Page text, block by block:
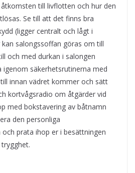
till livflotten och hur den
Se till att det finns bra
(ligger centralt och lågt i
salongssoffan göras om till
och med durkan i salongen
igenom säkerhetsrutinerna med
innan vädret kommer och sätt
kortvågsradio om åtgärder vid
med bokstavering av båtnamn
den personliga
prata ihop er i besättningen